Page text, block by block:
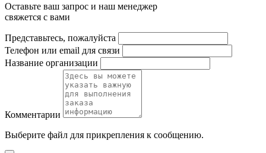
Оставьте ваш запрос и наш менеджер
свяжется с вами
Представьтесь, пожалуйста
Телефон или email для связи
Название организации
Комментарии
Выберите файл для прикрепления к сообщению.